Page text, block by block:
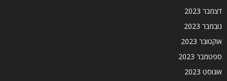
דצמבר 2023
נובמבר 2023
אוקטובר 2023
ספטמבר 2023
אוגוסט 2023